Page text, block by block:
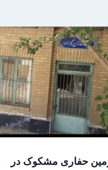
حفاری مشکوک در